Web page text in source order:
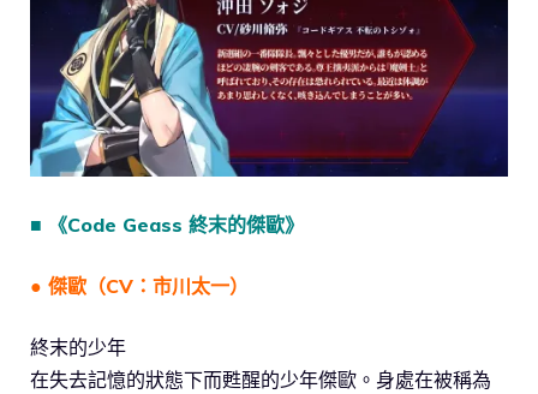
■ 《Code Geass 終末的傑歐》
● 傑歐（CV：市川太一）
終末的少年
在失去記憶的狀態下而甦醒的少年傑歐。身處在被稱為